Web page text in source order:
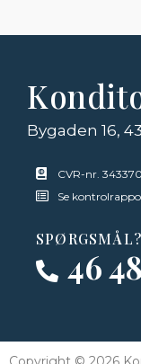
Bygaden 16,
CVR-nr.
Se
SPØRGSMÅL?
46